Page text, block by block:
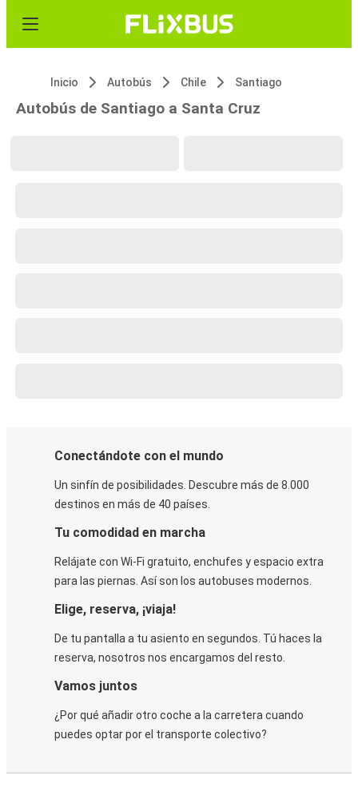
Inicio Autobús Chile Santiago
Autobús de Santiago a Santa Cruz
Conectándote con el mundo
Un sinfín de posibilidades. Descubre más de 8.000
destinos en más de 40 países.
Tu comodidad en marcha
Relájate con Wi-Fi gratuito, enchufes y espacio extra
para las piernas. Así son los autobuses modernos.
Elige, reserva, ¡viaja!
De tu pantalla a tu asiento en segundos. Tú haces la
reserva, nosotros nos encargamos del resto.
Vamos juntos
¿Por qué añadir otro coche a la carretera cuando
puedes optar por el transporte colectivo?